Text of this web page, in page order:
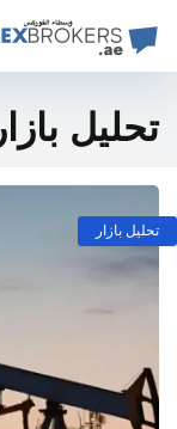
تحلیل بازار
تحلیل بازار